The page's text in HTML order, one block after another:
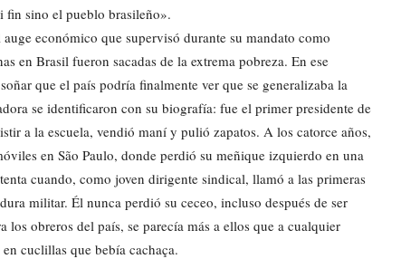
fin sino el pueblo brasileño».
económico que supervisó durante su mandato como
en Brasil fueron sacadas de la extrema pobreza. En ese
que el país podría finalmente ver que se generalizaba la
se identificaron con su biografía: fue el primer presidente de
a la escuela, vendió maní y pulió zapatos. A los catorce años,
en São Paulo, donde perdió su meñique izquierdo en una
cuando, como joven dirigente sindical, llamó a las primeras
militar. Él nunca perdió su ceceo, incluso después de ser
los obreros del país, se parecía más a ellos que a cualquier
cuclillas que bebía cachaça.